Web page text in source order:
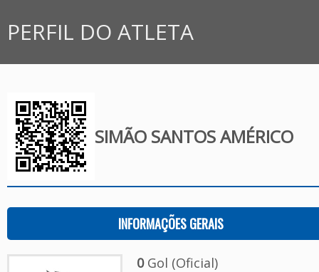
PERFIL DO ATLETA
SIMÃO SANTOS AMÉRICO
INFORMAÇÕES GERAIS
0Gol (Oficial)